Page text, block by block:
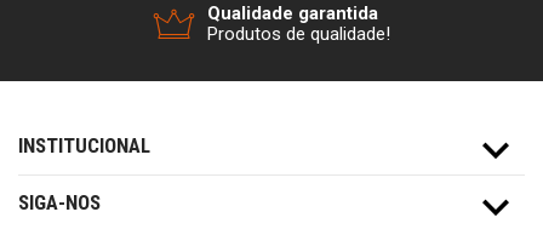
Qualidade garantida
Produtos de qualidade!
INSTITUCIONAL
SIGA-NOS